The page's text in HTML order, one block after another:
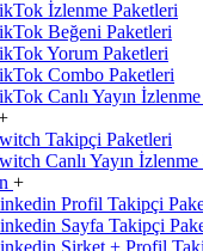
İzlenme Paketleri
Beğeni Paketleri
Yorum Paketleri
Combo Paketleri
Canlı Yayın
Takipçi Paketleri
Canlı Yayın İzlenme
+
Profil Takipçi
Sayfa Takipçi
Şirket + Profil